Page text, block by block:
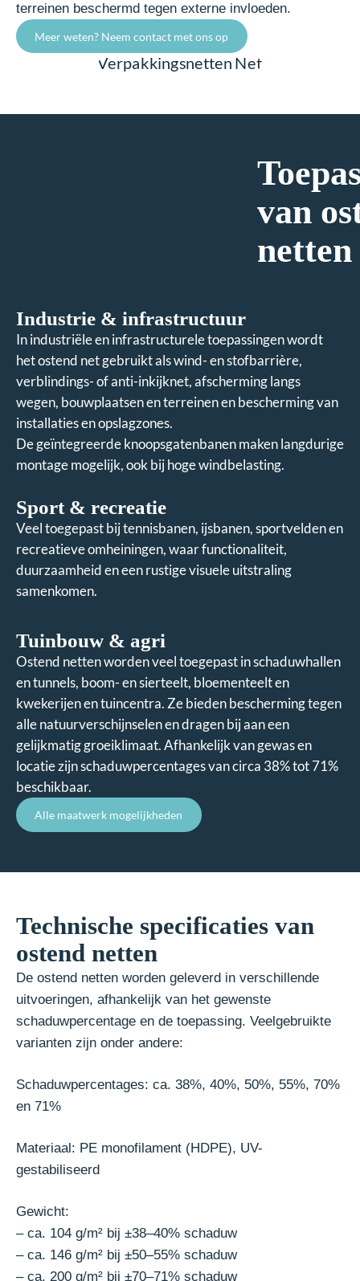
terreinen beschermd tegen externe invloeden.
Meer weten? Neem contact met ons op
van
netten
Industrie & infrastructuur
In industriële en infrastructurele toepassingen wordt
het ostend net gebruikt als wind- en stofbarrière,
verblindings- of anti-inkijknet, afscherming langs
wegen, bouwplaatsen en terreinen en bescherming van
installaties en opslagzones.
De geïntegreerde knoopsgatenbanen maken langdurige
montage mogelijk, ook bij hoge windbelasting.
Sport & recreatie
Veel toegepast bij tennisbanen, ijsbanen, sportvelden en
recreatieve omheiningen, waar functionaliteit,
duurzaamheid en een rustige visuele uitstraling
samenkomen.
Tuinbouw & agri
Ostend netten worden veel toegepast in schaduwhallen
en tunnels, boom- en sierteelt, bloementeelt en
kwekerijen en tuincentra. Ze bieden bescherming tegen
alle natuurverschijnselen en dragen bij aan een
gelijkmatig groeiklimaat. Afhankelijk van gewas en
locatie zijn schaduwpercentages van circa 38% tot 71%
beschikbaar.
Alle maatwerk mogelijkheden
Technische specificaties van
ostend netten
De ostend netten worden geleverd in verschillende
uitvoeringen, afhankelijk van het gewenste
schaduwpercentage en de toepassing. Veelgebruikte
varianten zijn onder andere:
Schaduwpercentages: ca. 38%, 40%, 50%, 55%, 70%
en 71%
Materiaal: PE monofilament (HDPE), UV-
gestabiliseerd
Gewicht:
– ca. 104 g/m² bij ±38–40% schaduw
– ca. 146 g/m² bij ±50–55% schaduw
– ca. 200 g/m² bij ±70–71% schaduw